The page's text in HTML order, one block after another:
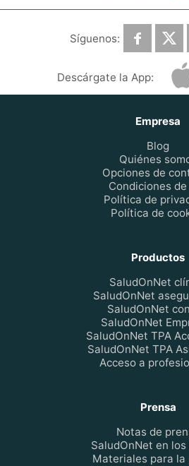
Síguenos:
Descárgate la App:
Empresa
Blog
Quiénes
Opciones de
Condiciones
Política de
Política de
Productos
SaludOnNet
SaludOnNet
SaludOnNet
SaludOnNet
SaludOnNet TPA
SaludOnNet TPA
Acceso a
Prensa
Notas de
SaludOnNet en los
Materiales para la